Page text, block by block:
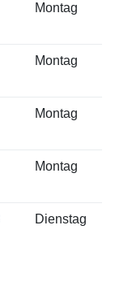
Montag
Montag
Montag
Montag
Dienstag